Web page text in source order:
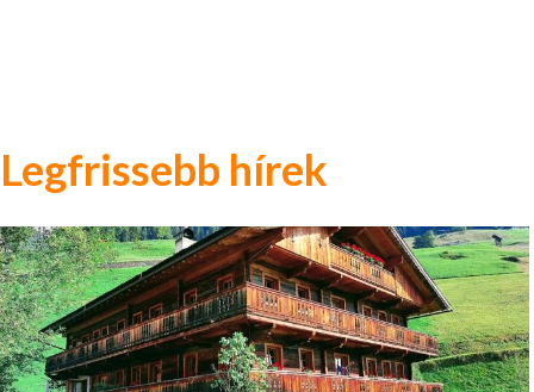
Legfrissebb hírek